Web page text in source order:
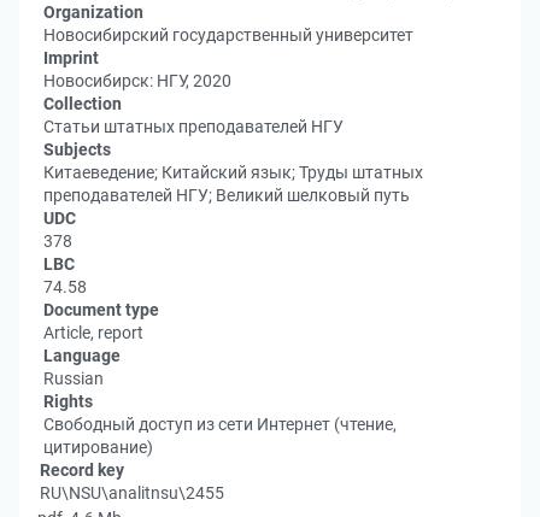
Organization
Новосибирский государственный университет
Imprint
Новосибирск: НГУ, 2020
Collection
Статьи штатных преподавателей НГУ
Subjects
Китаеведение; Китайский язык; Труды штатных
преподавателей НГУ; Великий шелковый путь
UDC
378
LBC
74.58
Document type
Article, report
Language
Russian
Rights
Свободный доступ из сети Интернет (чтение,
цитирование)
Record key
RU\NSU\analitnsu\2455